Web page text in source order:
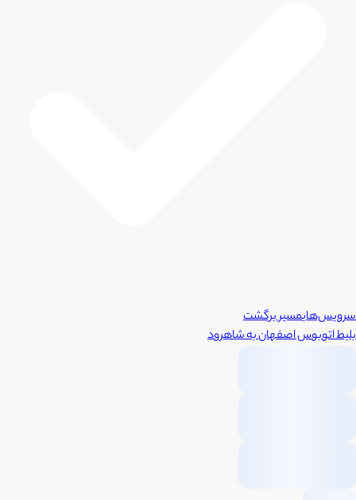
سرویس‌هایمسیر برگشت
بلیط اتوبوساصفهانبهشاهرود